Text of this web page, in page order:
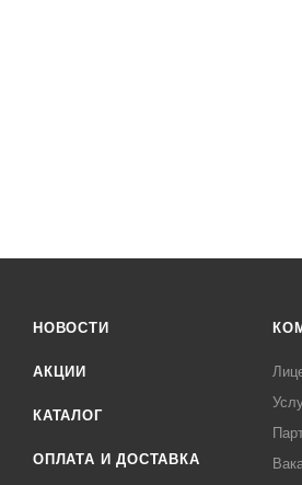
НОВОСТИ
АКЦИИ
КАТАЛОГ
ОПЛАТА И ДОСТАВКА